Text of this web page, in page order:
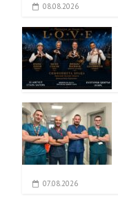
08.08.2026
07.08.2026